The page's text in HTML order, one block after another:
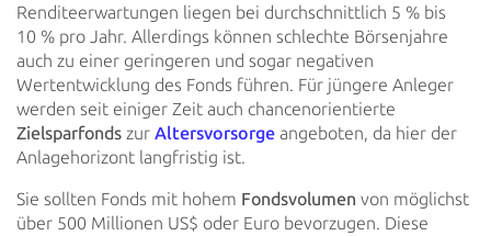
Renditeerwartungen liegen bei durchschnittlich 5 % bis
10 % pro Jahr. Allerdings können schlechte Börsenjahre
auch zu einer geringeren und sogar negativen
Wertentwicklung des Fonds führen. Für jüngere Anleger
werden seit einiger Zeit auch chancenorientierte
Zielsparfonds zur Altersvorsorge angeboten, da hier der
Anlagehorizont langfristig ist.
Sie sollten Fonds mit hohem Fondsvolumen von möglichst
über 500 Millionen US$ oder Euro bevorzugen. Diese